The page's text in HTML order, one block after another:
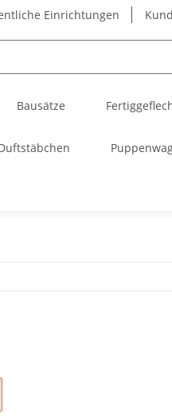
Einrichtungen
Bausätze